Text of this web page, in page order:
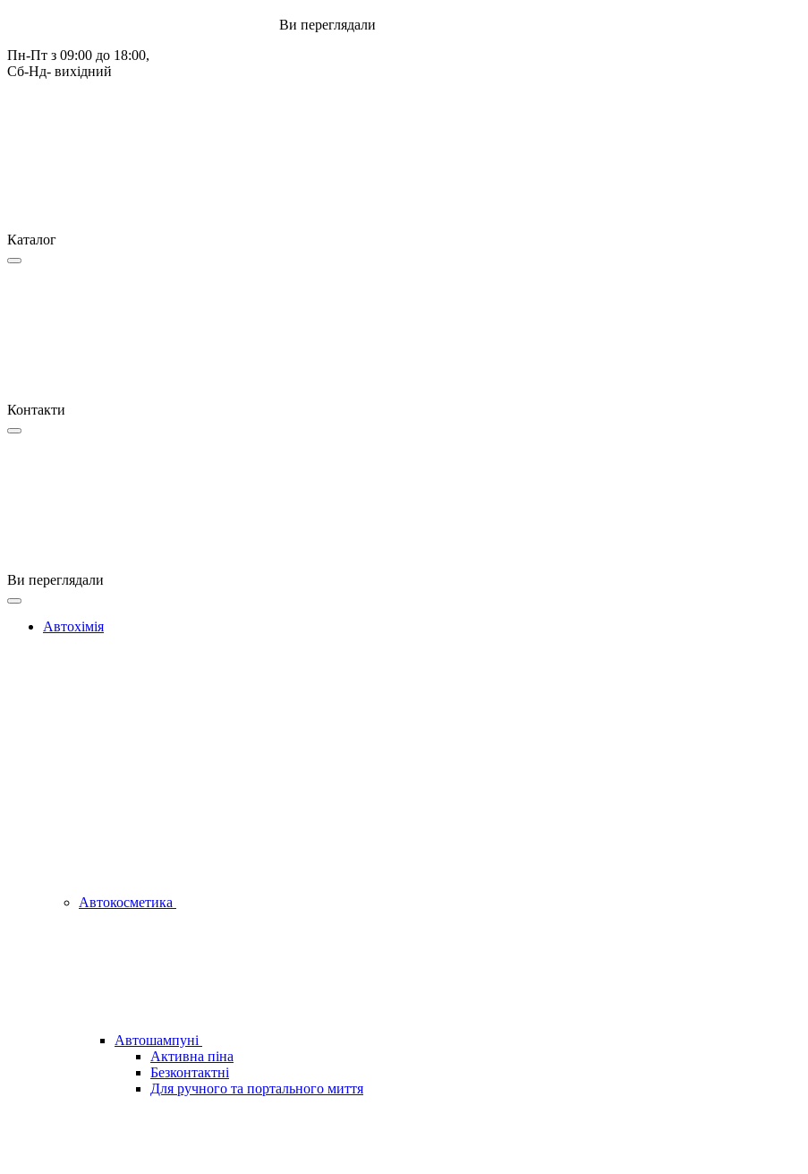
Ви переглядали
Пн-Пт з 09:00 до 18:00,
Сб-Нд- вихідний
Каталог
Контакти
Ви переглядали
Автохімія
Автокосметика
Автошампуні
Активна піна
Безконтактні
Для ручного та портального миття